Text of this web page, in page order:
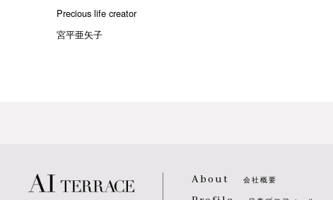
Precious life creator
宮平亜矢子
About 会社概要